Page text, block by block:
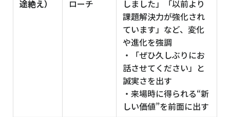
途絶え）
ローチ
しました」「以前より
課題解決力が強化され
ています」など、変化
や進化を強調
・「ぜひ久しぶりにお
話させてください」と
誠実さを出す
・来場時に得られる“新
しい価値”を前面に出す